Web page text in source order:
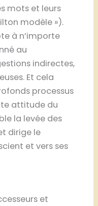
mots et leurs
modèle »).
à n’importe
au
indirectes,
Et cela
processus
attitude du
la levée des
dirige le
et vers ses
et